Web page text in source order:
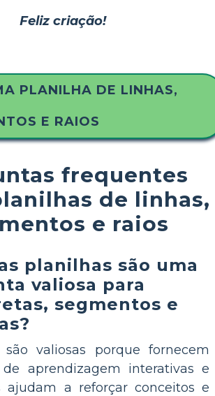
Feliz criação!
PLANILHA DE LINHAS,
E RAIOS
frequentes
de linhas,
e raios
planilhas são uma
valiosa para
segmentos e
valiosas porque fornecem
de aprendizagem interativas e
ajudam a reforçar conceitos e